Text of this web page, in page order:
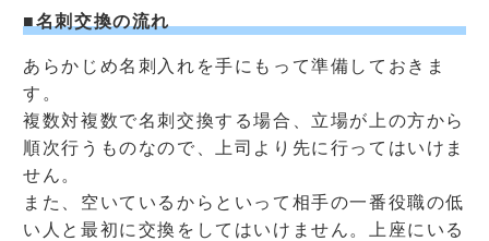
■名刺交換の流れ
あらかじめ名刺入れを手にもって準備しておきま
す。
複数対複数で名刺交換する場合、立場が上の方から
順次行うものなので、上司より先に行ってはいけま
せん。
また、空いているからといって相手の一番役職の低
い人と最初に交換をしてはいけません。上座にいる